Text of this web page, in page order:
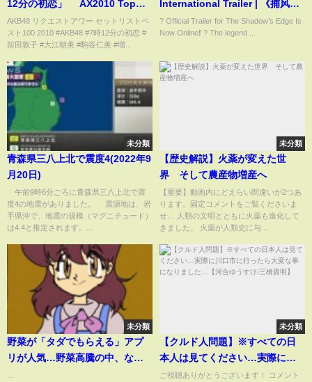
12分の初恋」 AX2010 Top
100
AKB48 リクエストアワー セットリストベ
スト100 2010 #AKB48 #7時12分の初恋 #
前田敦子 #大江朝美 #駒谷仁美 #増...
International Trailer | 《捕风捉
影》国际预告
? Official Trailer for The Shadow’s Edge Is
Now Online❗️ ? The legend ...
未分類
青森県三八上北で震度4(2022年9
月20日)
午前9時6分ごろに青森県三八上北で震
度4の地震がありました。 震源地は、岩
手県沖で、地震の規模（マグニチュード）
は4.4と推定されます。...
未分類
【歴史解説】火薬が変えた世
界 そして農産物増産へ
【重要】動画内にどえらい間違いが2つあ
ります。固定コメントをご覧くださいま
せ… 人類の文明とともに火薬も進化して
きました。 火薬が人類史に与...
未分類
野菜が「タダでもらえる」アプ
リが人気…野菜高騰の中、な
未分類
【クルド人問題】※すべての日
本人は見てください…実際に川
口市に行ったら大変な事になり
ご視聴ありがとうございます！ コメント